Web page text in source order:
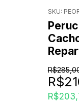
SKU: